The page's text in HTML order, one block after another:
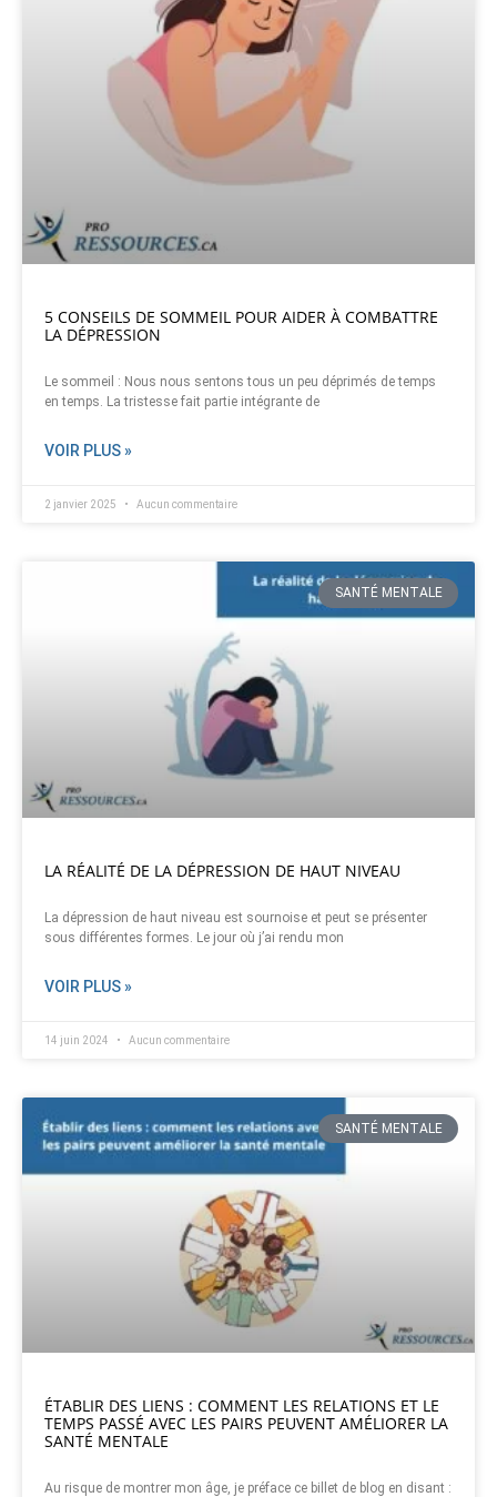
5 CONSEILS DE SOMMEIL POUR AIDER À COMBATTRE
LA DÉPRESSION
Le sommeil : Nous nous sentons tous un peu déprimés de temps
en temps. La tristesse fait partie intégrante de
VOIR PLUS »
2 janvier 2025 Aucun commentaire
SANTÉ MENTALE
LA RÉALITÉ DE LA DÉPRESSION DE HAUT NIVEAU
La dépression de haut niveau est sournoise et peut se présenter
sous différentes formes. Le jour où j’ai rendu mon
VOIR PLUS »
14 juin 2024 Aucun commentaire
SANTÉ MENTALE
ÉTABLIR DES LIENS : COMMENT LES RELATIONS ET LE
TEMPS PASSÉ AVEC LES PAIRS PEUVENT AMÉLIORER LA
SANTÉ MENTALE
Au risque de montrer mon âge, je préface ce billet de blog en disant :